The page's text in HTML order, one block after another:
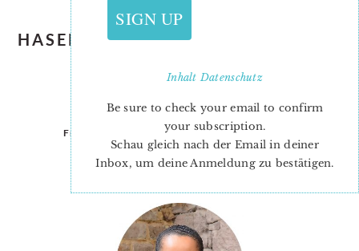
HASENMASKE
Frohe Ostern! Dem Wetter zum Trotz
PRIMARY
SIGN UP
InhaltDatenschutz
Be sure to check your email to confirm
your subscription.
Schau gleich nach der Email in deiner
Inbox, um deine Anmeldung zu bestätigen.